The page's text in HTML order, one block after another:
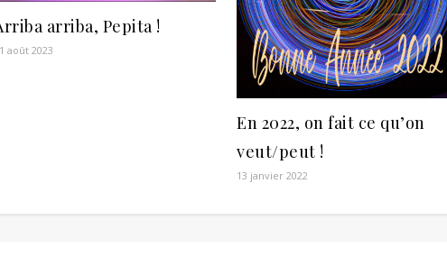
arriba, Pepita !
août 2023
En 2022, on fait ce qu’on
veut/peut !
13 janvier 2022